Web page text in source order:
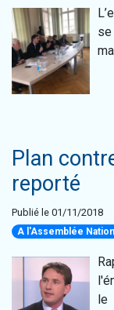
Plan
reporté
Publié le 01/11/2018
A l'Assemblée
le